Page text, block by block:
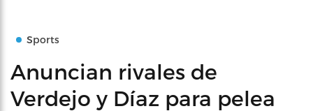
Sports
Anuncian rivales de
Verdejo y Díaz para pelea